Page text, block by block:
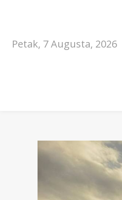
Petak, 7 Augusta, 2026